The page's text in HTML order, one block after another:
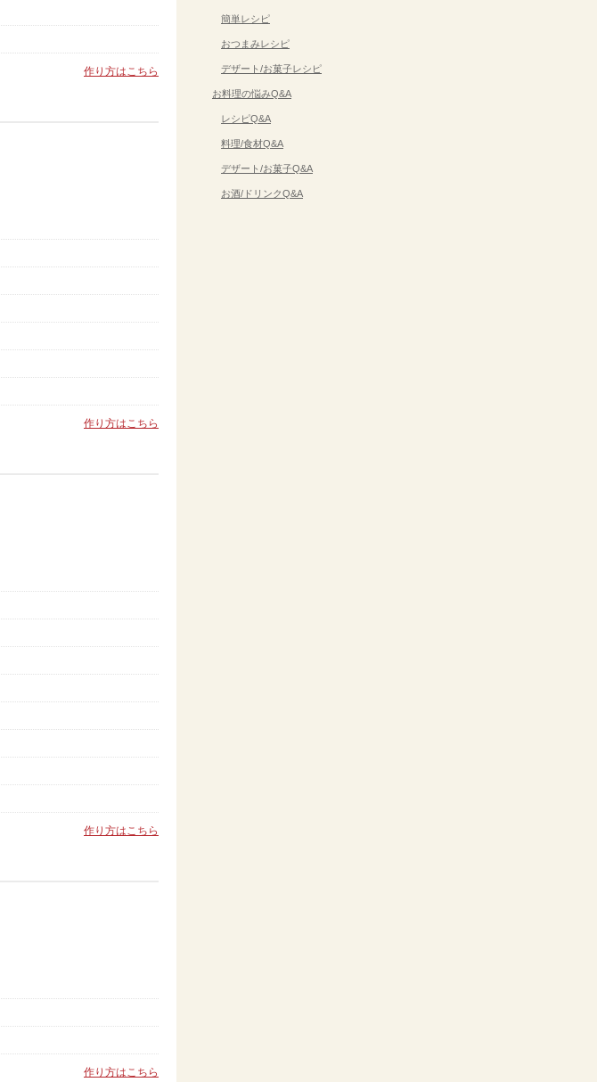
作り方はこちら
作り方はこちら
作り方はこちら
作り方はこちら
簡単レシピ
おつまみレシピ
デザート/お菓子レシピ
お料理の悩みQ&A
レシピQ&A
料理/食材Q&A
デザート/お菓子Q&A
お酒/ドリンクQ&A